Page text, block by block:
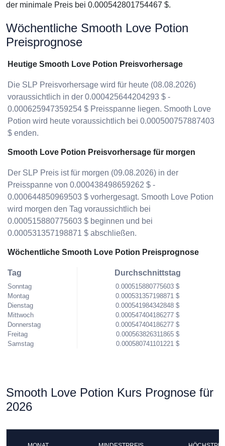
der minimale Preis bei 0.000542801754467 $.
Wöchentliche Smooth Love Potion
Preisprognose
Heutige Smooth Love Potion Preisvorhersage
Die SLP Preisvorhersage wird für heute (08.08.2026)
voraussichtlich in der 0.000425644204293 $ -
0.000625947359254 $ Preisspanne liegen. Smooth Love
Potion wird heute voraussichtlich bei 0.000500757887403
$ enden.
Smooth Love Potion Preisvorhersage für morgen
Der SLP Preis ist für morgen (09.08.2026) in der
Preisspanne von 0.000438498659262 $ -
0.000644850969503 $ vorhergesagt. Smooth Love Potion
wird morgen den Tag voraussichtlich bei
0.000515880775603 $ beginnen und bei
0.000531357198871 $ abschließen.
Wöchentliche Smooth Love Potion Preisprognose
Tag
Sonntag
Montag
Dienstag
Mittwoch
Donnerstag
Freitag
Samstag
Durchschnittstag
0.000515880775603 $
0.000531357198871 $
0.000541984342848 $
0.000547404186277 $
0.000547404186277 $
0.000563826311865 $
0.000580741101221 $
Smooth Love Potion Kurs Prognose für
2026